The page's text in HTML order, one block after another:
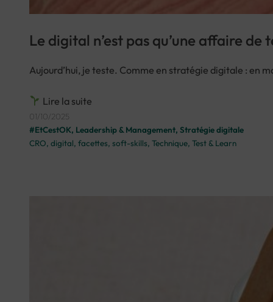
Le digital n’est pas qu’une affaire de
Aujourd’hui, je teste. Comme en stratégie digitale : en
Lire la suite
01/10/2025
#EtCestOK, Leadership & Management, Stratégie digitale
CRO, digital, facettes, soft-skills, Technique, Test & Learn